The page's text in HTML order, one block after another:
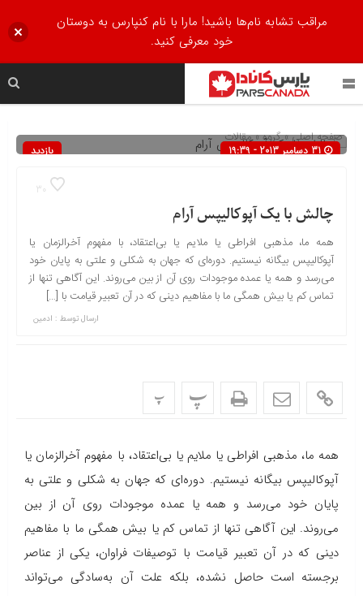
صفحه اصلی» گروه »مقالات
31 دسامبر 2013 - 19:39
بازدید
30
چالش با یک آپوکالیپس آرام
همه ما، مذهبی افراطی یا ملایم یا بی‌اعتقاد، با مفهوم آخرالزمان یا
آپوکالیپس بیگانه نیستیم. دوره‌ای که جهان به شکلی و علتی به پایان خود
می‌رسد و همه یا عمده موجودات روی آن از بین می‌روند. این آگاهی تنها از
تماس کم یا بیش همگی ما با مفاهیم دینی که در آن تعبیر قیامت با […]
ارسال توسط : ادمین
پ پ
همه ما، مذهبی افراطی یا ملایم یا بی‌اعتقاد، با مفهوم آخرالزمان یا
آپوکالیپس بیگانه نیستیم. دوره‌ای که جهان به شکلی و علتی به
پایان خود می‌رسد و همه یا عمده موجودات روی آن از بین
می‌روند. این آگاهی تنها از تماس کم یا بیش همگی ما با مفاهیم
دینی که در آن تعبیر قیامت با توصیفات فراوان، یکی از عناصر
برجسته است حاصل نشده، بلکه علت آن به‌سادگی می‌تواند
مراقب تشابه نام‌ها باشید! مارا با نام کنپارس به دوستان
خود معرفی کنید.